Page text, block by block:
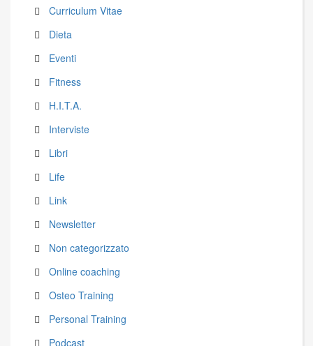
Curriculum Vitae
Dieta
Eventi
Fitness
H.I.T.A.
Interviste
Libri
Life
Link
Newsletter
Non categorizzato
Online coaching
Osteo Training
Personal Training
Podcast